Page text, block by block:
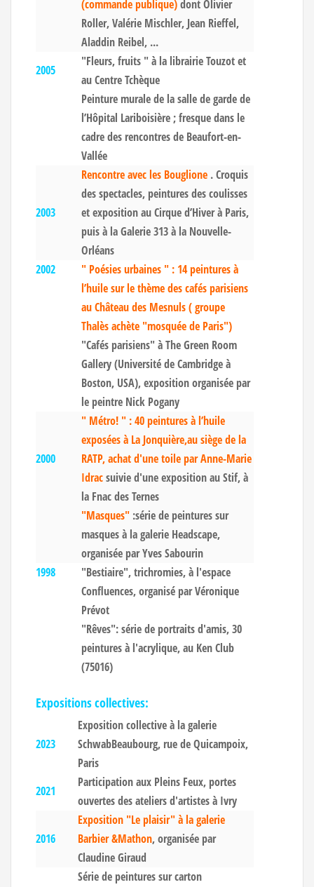
(commande publique)dont Olivier
Roller, Valérie Mischler, Jean Rieffel,
Aladdin Reibel, ...
2005
"Fleurs, fruits " à la librairie Touzot et
au Centre Tchèque
Peinture murale de la salle de garde de
l’Hôpital Lariboisière ; fresque dans le
cadre des rencontres de Beaufort-en-
Vallée
2003
Rencontre avec les Bouglione . Croquis
des spectacles, peintures des coulisses
et exposition au Cirque d’Hiver à Paris,
puis à la Galerie 313 à la Nouvelle-
Orléans
2002
" Poésies urbaines " : 14 peintures à
l’huile sur le thème des cafés parisiens
au Château des Mesnuls ( groupe
Thalès achète "mosquée de Paris")
"Cafés parisiens" à The Green Room
Gallery (Université de Cambridge à
Boston, USA), exposition organisée par
le peintre Nick Pogany
2000
" Métro! " : 40 peintures à l’huile
exposées à La Jonquière,au siège de la
RATP, achat d'une toile par Anne-Marie
Idracsuivie d'une exposition au Stif, à
la Fnac des Ternes
"Masques" :série de peintures sur
masques à la galerie Headscape,
organisée par Yves Sabourin
1998
"Bestiaire", trichromies, à l'espace
Confluences, organisé par Véronique
Prévot
"Rêves": série de portraits d'amis, 30
peintures à l'acrylique, au Ken Club
(75016)
Expositions collectives:
2023
Exposition collective à la galerie
SchwabBeaubourg, rue de Quicampoix,
Paris
2021
Participation aux Pleins Feux, portes
ouvertes des ateliers d'artistes à Ivry
2016
Exposition "Le plaisir" à la galerie
Barbier &Mathon, organisée par
Claudine Giraud
Série de peintures sur carton